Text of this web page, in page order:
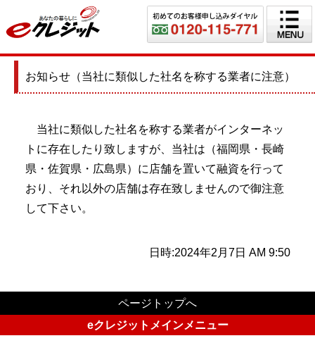
お知らせ（当社に類似した社名を称する業者に注意）
当社に類似した社名を称する業者がインターネッ
トに存在したり致しますが、当社は（福岡県・長崎
県・佐賀県・広島県）に店舗を置いて融資を行って
おり、それ以外の店舗は存在致しませんので御注意
して下さい。
日時:2024年2月7日 AM 9:50
ページトップへ
eクレジットメインメニュー